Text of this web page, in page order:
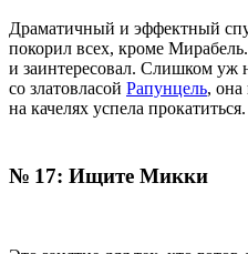
Драматичный и эффектный
покорил всех, кроме
и заинтересовал. Слишком уж
со златовласой Рапунцель, она
на качелях успела прокатиться.
№ 17: Ищите Микки